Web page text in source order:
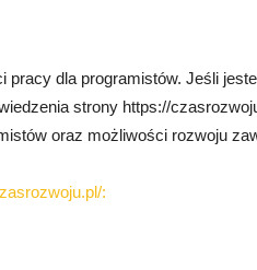
pracy dla programistów. Jeśli
strony https://
oraz możliwości rozwoju
: